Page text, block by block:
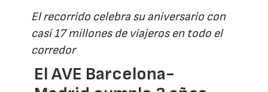
El recorrido celebra su aniversario con
casi 17 millones de viajeros en todo el
corredor
El AVE Barcelona-